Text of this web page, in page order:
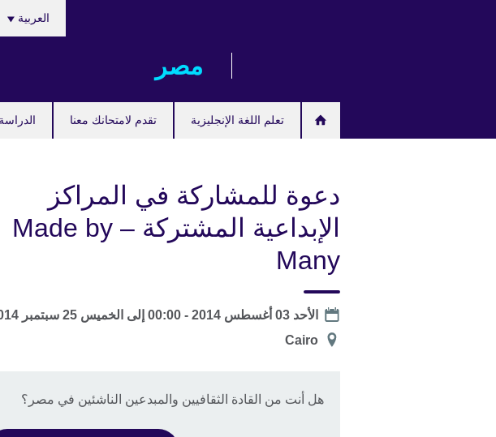
مصر‎
تعلم اللغة الإنجليزية تقدم لامتحانك معنا
العربية
دعوة للمشاركة في المراكز
الإبداعية المشتركة – Made by
Many
موعد
الأحد 03 أغسطس 2014 - 00:00 إلى الخميس 25 سبتمبر 2014 - 00:00
الموقع
Cairo
هل أنت من القادة الثقافيين والمبدعين الناشئين في مصر؟